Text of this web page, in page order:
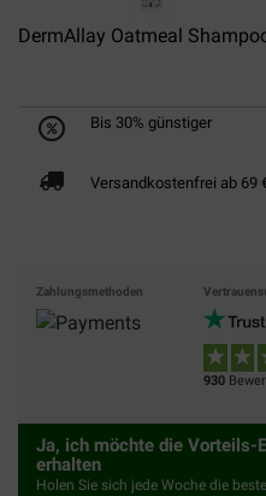
DermAllay Oatmeal
Bis 30% günstiger
Versandkostenfrei ab 69
Zahlungsmethoden
930
Ja, ich möchte die Vorteils-
erhalten
Holen Sie sich jede Woche die